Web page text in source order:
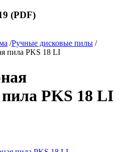
(PDF)
/Ручные дисковые пилы /
пила PKS 18 LI
PKS 18 LI